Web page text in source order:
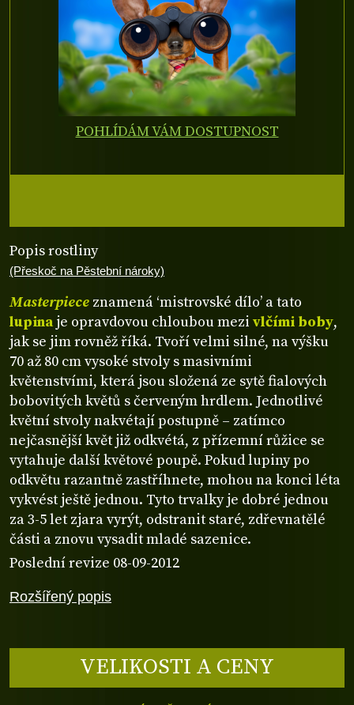
Rozšířený popis
Popis rostliny
(Přeskoč na Pěstební nároky)
Masterpiece znamená ‘mistrovské dílo’ a tato
lupina je opravdovou chloubou mezi vlčími boby,
jak se jim rovněž říká. Tvoří velmi silné, na výšku
70 až 80 cm vysoké stvoly s masivními
květenstvími, která jsou složená ze sytě fialových
bobovitých květů s červeným hrdlem. Jednotlivé
květní stvoly nakvétají postupně – zatímco
nejčasnější květ již odkvétá, z přízemní růžice se
vytahuje další květové poupě. Pokud lupiny po
odkvětu razantně zastříhnete, mohou na konci léta
vykvést ještě jednou. Tyto trvalky je dobré jednou
za 3-5 let zjara vyrýt, odstranit staré, zdřevnatělé
části a znovu vysadit mladé sazenice.
Poslední revize 08-09-2012
VELIKOSTI A CENY
POHLÍDÁM VÁM DOSTUPNOST